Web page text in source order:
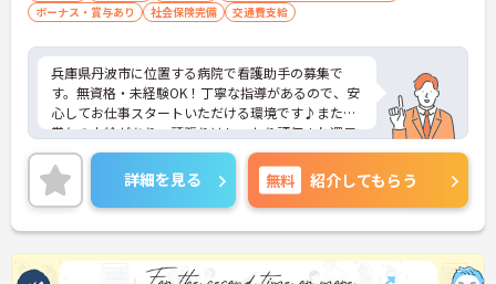
ボーナス・賞与あり
社会保険完備 交通費支給
兵庫県丹波市に位置する病院で看護助手の募集で
す。無資格・未経験OK！丁寧な指導があるので、安
心してお仕事スタートいただける環境です♪また、
賞与の支給があり、頑張りはしっかり評価され還元
されます！ご興味のある方はご面接のポイントお伝
えしますのでご気軽にお問い合わせください。
詳細を見る 無料 紹介してもらう